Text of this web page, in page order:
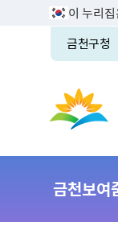
이 누리
금천구청
금천보